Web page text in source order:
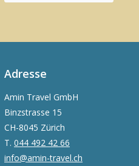
Adresse
Amin Travel GmbH
Binzstrasse 15
CH-8045 Zürich
T. 044 492 42 66
info@amin-travel.ch